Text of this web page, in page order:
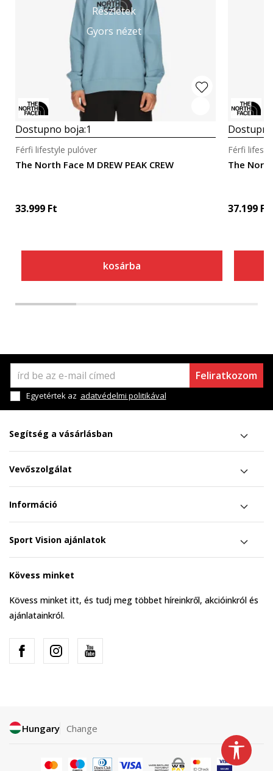
Részletek
Gyors nézet
Dostupno boja:1
The North Face M DREW PEAK CREW
Férfi lifestyle pulóver
33.999 Ft
kosárba
The North
Férfi
37.199 Ft
Feliratkozom
Egyetértek az adatvédelmi politikával
Segítség a vásárlásban
Vevőszolgálat
Információ
Sport Vision ajánlatok
Kövess minket
Kövess minket itt, és tudj meg többet híreinkről, akcióinkról és
ajánlatainkról.
Hungary Change